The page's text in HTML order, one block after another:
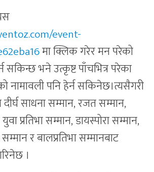
event-
मा क्लिक गरेर मन परेको
सकिन्छ भने उत्कृष्ट पाँचभित्र परेका
नामावली पनि हेर्न सकिनेछ।त्यसैगरी
दीर्घ साधना सम्मान, रजत सम्मान,
प्रतिभा सम्मान, डायस्पोरा सम्मान,
र बालप्रतिभा सम्मानबाट
।